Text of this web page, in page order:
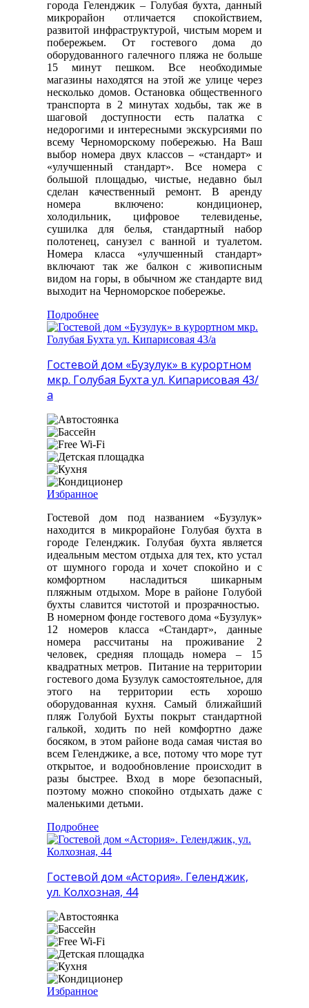
города Геленджик – Голубая бухта, данный
микрорайон отличается спокойствием,
развитой инфраструктурой, чистым морем и
побережьем. От гостевого дома до
оборудованного галечного пляжа не больше
15 минут пешком. Все необходимые
магазины находятся на этой же улице через
несколько домов. Остановка общественного
транспорта в 2 минутах ходьбы, так же в
шаговой доступности есть палатка с
недорогими и интересными экскурсиями по
всему Черноморскому побережью. На Ваш
выбор номера двух классов – «стандарт» и
«улучшенный стандарт». Все номера с
большой площадью, чистые, недавно был
сделан качественный ремонт. В аренду
номера включено: кондиционер,
холодильник, цифровое телевиденье,
сушилка для белья, стандартный набор
полотенец, санузел с ванной и туалетом.
Номера класса «улучшенный стандарт»
включают так же балкон с живописным
видом на горы, в обычном же стандарте вид
выходит на Черноморское побережье.
Подробнее
Гостевой дом «Бузулук» в курортном
мкр. Голубая Бухта ул. Кипарисовая 43/
а
Избранное
Гостевой дом под названием «Бузулук»
находится в микрорайоне Голубая бухта в
городе Геленджик. Голубая бухта является
идеальным местом отдыха для тех, кто устал
от шумного города и хочет спокойно и с
комфортном насладиться шикарным
пляжным отдыхом. Море в районе Голубой
бухты славится чистотой и прозрачностью.
В номерном фонде гостевого дома «Бузулук»
12 номеров класса «Стандарт», данные
номера рассчитаны на проживание 2
человек, средняя площадь номера – 15
квадратных метров. Питание на территории
гостевого дома Бузулук самостоятельное, для
этого на территории есть хорошо
оборудованная кухня. Самый ближайший
пляж Голубой Бухты покрыт стандартной
галькой, ходить по ней комфортно даже
босяком, в этом районе вода самая чистая во
всем Геленджике, а все, потому что море тут
открытое, и водообновление происходит в
разы быстрее. Вход в море безопасный,
поэтому можно спокойно отдыхать даже с
маленькими детьми.
Подробнее
Гостевой дом «Астория». Геленджик,
ул. Колхозная, 44
Избранное